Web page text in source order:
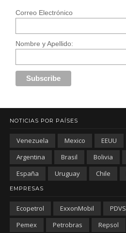
Correo Electrónico
Nombre y Apellido:
NOTICIAS POR PAÍSES
Venezuela Mexico EEUU
Argentina
Brasil Bolivia
España
Uruguay Chile
EMPRESAS
Ecopetrol ExxonMobil
Pemex
Petrobras Repsol